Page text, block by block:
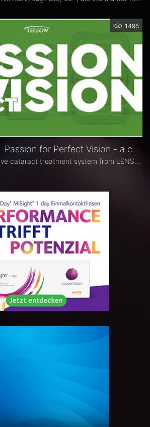
1495
Teleon Surgical - Passion for Perfect Vision - a company video